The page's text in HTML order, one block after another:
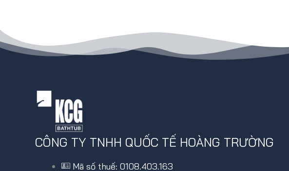
CÔNG TY TNHH QUỐC TẾ HOÀNG TRƯỜNG
Mã số thuế: 0108.403.163